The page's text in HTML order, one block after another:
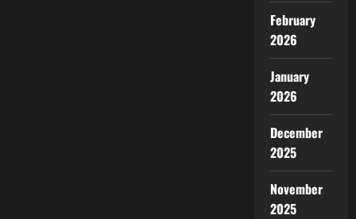
February
2026
January
2026
December
2025
November
2025